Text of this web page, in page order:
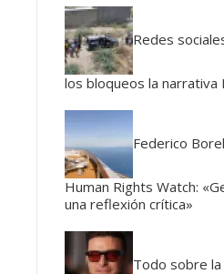
Redes
los bloqueos la narrativa
Federico
Human Rights Watch:
una reflexión crítica»
Todo sobre